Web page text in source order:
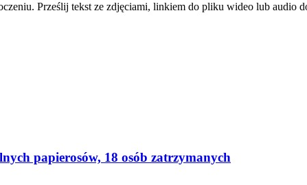
Prześlij tekst ze zdjęciami, linkiem do pliku wideo lub audio
papierosów, 18 osób zatrzymanych